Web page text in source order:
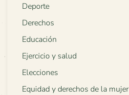
Deporte
Derechos
Educación
Ejercicio y salud
Elecciones
Equidad y derechos de la mujer